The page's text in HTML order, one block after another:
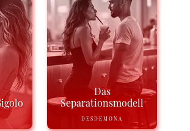
Das
Separationsmodell
DESDEMONA